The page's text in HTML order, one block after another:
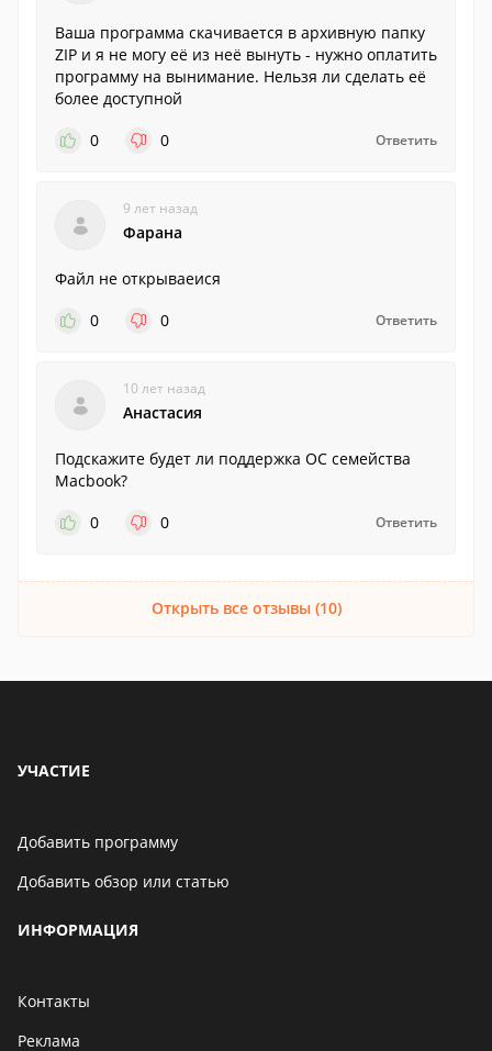
Ваша программа скачивается в архивную папку
ZIP и я не могу её из неё вынуть - нужно оплатить
программу на вынимание. Нельзя ли сделать её
более доступной
0
0 Ответить
9 лет назад
Фарана
Файл не открываеися
0
0 Ответить
10 лет назад
Анастасия
Подскажите будет ли поддержка ОС семейства
Macbook?
0
0 Ответить
Открыть все отзывы (10)
УЧАСТИЕ
Добавить программу
Добавить обзор или статью
ИНФОРМАЦИЯ
Контакты
Реклама